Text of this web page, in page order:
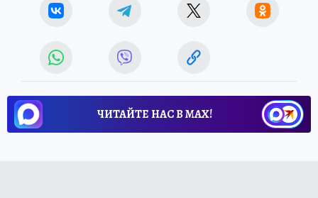
ЧИТАЙТЕ НАС В МАХ!